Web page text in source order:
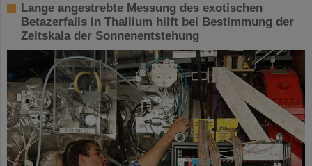
Lange angestrebte Messung des exotischen
Betazerfalls in Thallium hilft bei Bestimmung der
Zeitskala der Sonnenentstehung